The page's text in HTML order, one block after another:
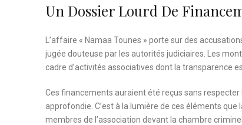
Un Dossier Lourd De
L’affaire « Namaa Tounes » porte sur des
jugée douteuse par les autorités judiciaires. Les
cadre d’activités associatives dont la transparence
Ces financements auraient été reçus sans respecter
approfondie. C’est à la lumière de ces éléments
membres de l’association devant la chambre